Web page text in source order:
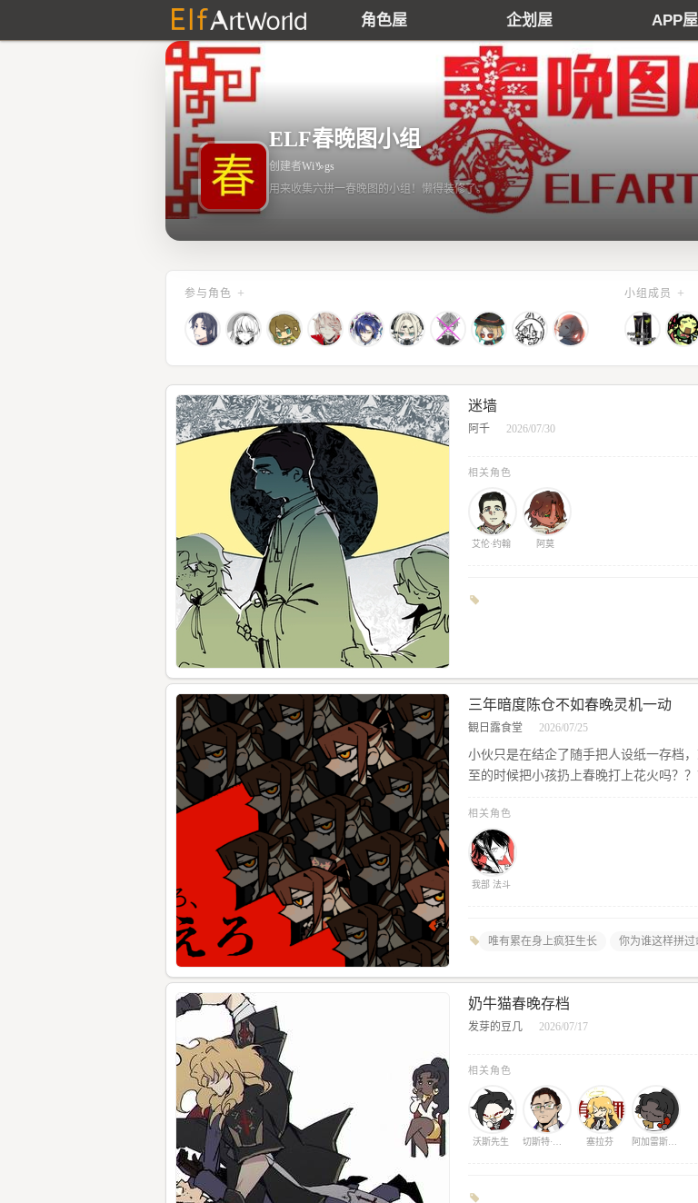
角色屋 企划屋 APP屋
ELF春晚图小组
创建者Wi♑gs
用来收集六拼一春晚图的小组！懒得装修了。
参与角色 + 小组成员 +
迷墙
阿千 2026/07/30
相关角色
艾伦·约翰 阿莫
三年暗度陈仓不如春晚灵机一动
観日露食堂 2026/07/25
小伙只是在结企了随手把人设纸一存档
至的时候把小孩扔上春晚打上花火吗？
相关角色
我部 法斗
唯有累在身上疯狂生长 你为谁这样拼过
奶牛猫春晚存档
发芽的豆几 2026/07/17
相关角色
沃斯先生 塞拉芬